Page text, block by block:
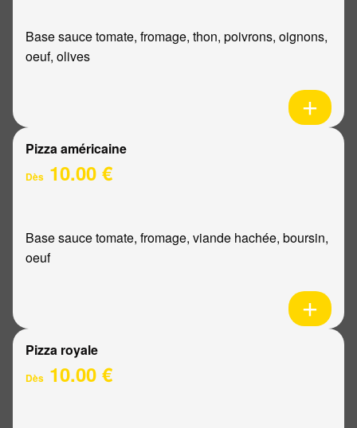
Base sauce tomate, fromage, thon, poivrons, oignons,
oeuf, olives
Pizza américaine
Dès 10.00 €
Base sauce tomate, fromage, viande hachée, boursin,
oeuf
Pizza royale
Dès 10.00 €